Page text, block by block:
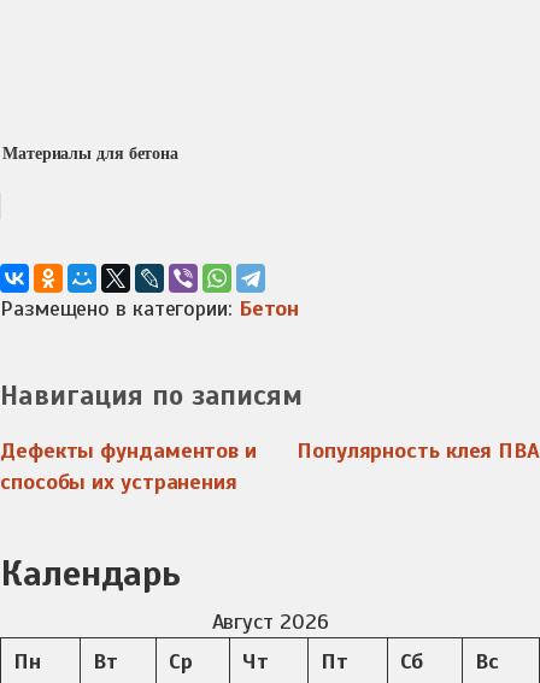
Материалы для бетона
Размещено в категории: Бетон
Навигация по записям
Дефекты фундаментов и
способы их устранения
Популярность клея ПВА
Календарь
Август 2026
Пн
Вт Ср Чт Пт Сб Вс